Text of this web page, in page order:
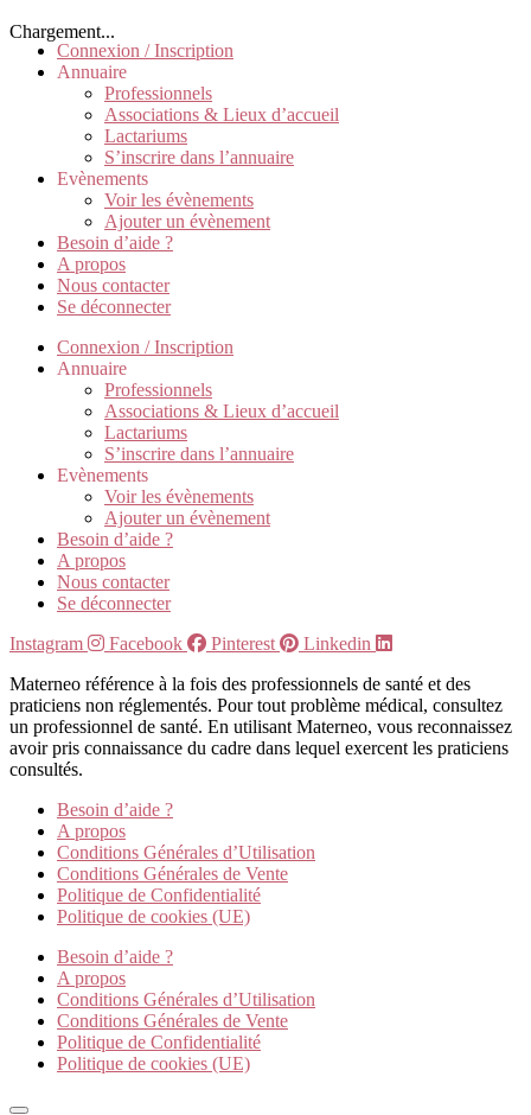
Chargement...
Connexion / Inscription
Annuaire
Professionnels
Associations & Lieux d’accueil
Lactariums
S’inscrire dans l’annuaire
Evènements
Voir les évènements
Ajouter un évènement
Besoin d’aide ?
A propos
Nous contacter
Se déconnecter
Connexion / Inscription
Annuaire
Professionnels
Associations & Lieux d’accueil
Lactariums
S’inscrire dans l’annuaire
Evènements
Voir les évènements
Ajouter un évènement
Besoin d’aide ?
A propos
Nous contacter
Se déconnecter
Instagram
Facebook Pinterest
Linkedin
Materneo référence à la fois des professionnels de santé et des
praticiens non réglementés. Pour tout problème médical, consultez
un professionnel de santé. En utilisant Materneo, vous reconnaissez
avoir pris connaissance du cadre dans lequel exercent les praticiens
consultés.
Besoin d’aide ?
A propos
Conditions Générales d’Utilisation
Conditions Générales de Vente
Politique de Confidentialité
Politique de cookies (UE)
Besoin d’aide ?
A propos
Conditions Générales d’Utilisation
Conditions Générales de Vente
Politique de Confidentialité
Politique de cookies (UE)